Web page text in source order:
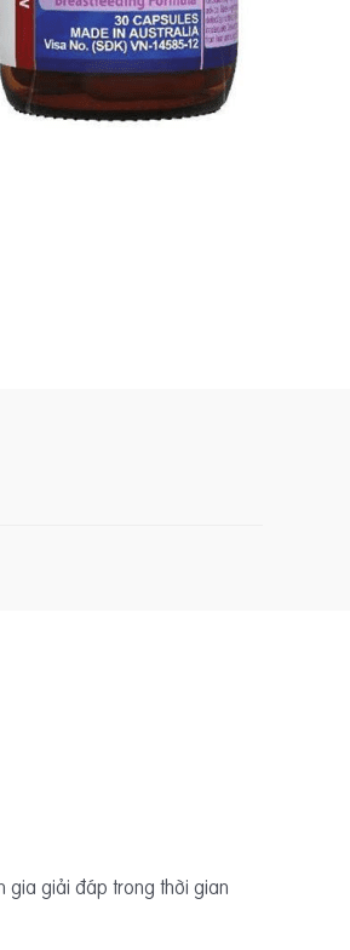
gia giải đáp trong thời gian